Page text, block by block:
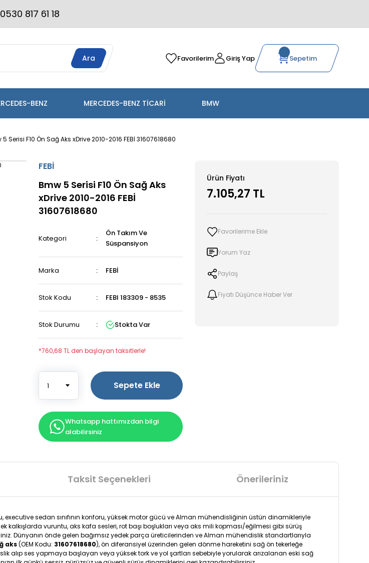
0530 817 61 18
Ara Favorilerim Giriş Yap Sepetim
BENZ MERCEDES-BENZ TİCARİ BMW
Serisi F10 Ön Sağ Aks xDrive 2010-2016 FEBİ 31607618680
FEBİ
Bmw 5 Serisi F10 Ön Sağ Aks
xDrive 2010-2016 FEBİ
31607618680
Kategori
Ön Takım Ve
Süspansiyon
Marka FEBİ
Stok Kodu FEBI 183309 - 8535
Stok Durumu Stokta Var
*760,68 TL den başlayan taksitlerle!
Sepete Ekle
Whatsapp hattımızdan bilgi
alabilirsiniz
Ürün Fiyatı
7.105,27 TL
Yorum Yaz
Paylaş
Fiyatı Düşünce Haber Ver
Taksit Seçenekleri Önerileriniz
executive sedan sınıfının konforu, yüksek motor gücü ve Alman mühendisliğinin üstün dinamikleriyle
kalkışlarda vuruntu, aks kafa sesleri, rot başı boşlukları veya aks mili kopması/eğilmesi gibi sürüş
Dünyanın önde gelen bağımsız yedek parça üreticilerinden ve Alman mühendislik standartlarıyla
aks(OEM Kodu: 31607618680), ön diferansiyel üzerinden gelen dönme hareketini sağ ön tekerleğe
alıp ses yapmaya başlayan veya yüksek tork ve yol şartları sebebiyle yorularak arızalanan eski sağ